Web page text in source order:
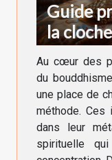
Guide
la
rituels
Au cœur des
du
une place de
méthode. Ces
dans leur
spirituelle